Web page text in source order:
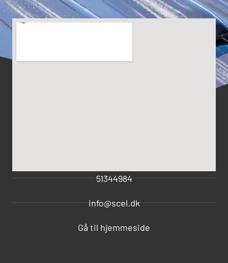
51344984
info@scel.dk
Gå til hjemmeside